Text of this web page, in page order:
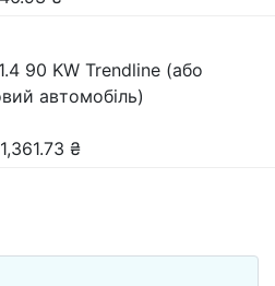
90 KW Trendline (або
автомобіль)
₴